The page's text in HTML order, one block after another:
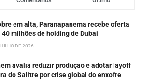
em alta, Paranapanema recebe oferta
40 milhões de holding de Dubai
DE 2026
avalia reduzir produção e adotar layoff
do Salitre por crise global do enxofre